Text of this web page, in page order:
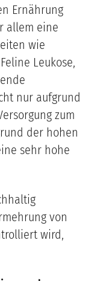
Ernährung
allem eine
wie
Leukose,
nur aufgrund
zum
der hohen
sehr hohe
von
wird,